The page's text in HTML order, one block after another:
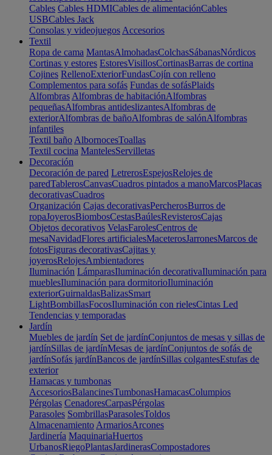
Cables Cables HDMICables de alimentaciónCables
USBCables Jack
Consolas y videojuegos Accesorios
Textil
Ropa de cama MantasAlmohadasColchasSábanasNórdicos
Cortinas y estores EstoresVisillosCortinasBarras de cortina
Cojines RellenoExteriorFundasCojín con relleno
Complementos para sofás Fundas de sofásPlaids
Alfombras Alfombras de habitaciónAlfombras
pequeñasAlfombras antideslizantesAlfombras de
exteriorAlfombras de bañoAlfombras de salónAlfombras
infantiles
Textil baño AlbornocesToallas
Textil cocina MantelesServilletas
Decoración
Decoración de pared LetrerosEspejosRelojes de
paredTablerosCanvasCuadros pintados a manoMarcosPlacas
decorativasCuadros
Organización Cajas decorativasPercherosBurros de
ropaJoyerosBiombosCestasBaúlesRevisterosCajas
Objetos decorativos VelasFarolesCentros de
mesaNavidadFlores artificialesMaceterosJarronesMarcos de
fotosFiguras decorativasCajitas y
joyerosRelojesAmbientadores
Iluminación LámparasIluminación decorativaIluminación para
mueblesIluminación para dormitorioIluminación
exteriorGuirnaldasBalizasSmart
LightBombillasFocosIluminación con rielesCintas Led
Tendencias y temporadas
Jardín
Muebles de jardín Set de jardínConjuntos de mesas y sillas de
jardínSillas de jardínMesas de jardínConjuntos de sofás de
jardínSofás jardínBancos de jardínSillas colgantesEstufas de
exterior
Hamacas y tumbonas
AccesoriosBalancinesTumbonasHamacasColumpios
Pérgolas CenadoresCarpasPérgolas
Parasoles SombrillasParasolesToldos
Almacenamiento ArmariosArcones
Jardinería MaquinariaHuertos
UrbanosRiegoPlantasJardinerasCompostadores